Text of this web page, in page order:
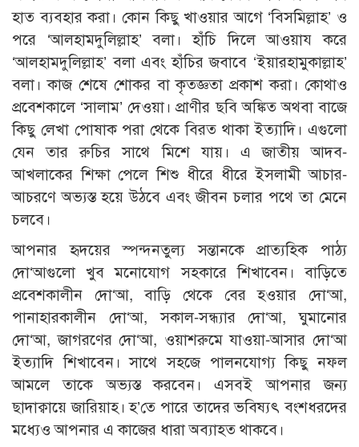
হাত ব্যবহার করা। কোন কিছু খাওয়ার আগে ‘বিসমিল্লাহ’ ও
পরে ‘আলহামদুলিল্লাহ’ বলা। হাঁচি দিলে আওয়ায করে
‘আলহামদুলিল্লাহ’ বলা এবং হাঁচির জবাবে ‘ইয়ারহামুকাল্লাহ’
বলা। কাজ শেষে শোকর বা কৃতজ্ঞতা প্রকাশ করা। কোথাও
প্রবেশকালে ‘সালাম’ দেওয়া। প্রাণীর ছবি অঙ্কিত অথবা বাজে
কিছু লেখা পোষাক পরা থেকে বিরত থাকা ইত্যাদি। এগুলো
যেন তার রুচির সাথে মিশে যায়। এ জাতীয় আদব-
আখলাকের শিক্ষা পেলে শিশু ধীরে ধীরে ইসলামী আচার-
আচরণে অভ্যস্ত হয়ে উঠবে এবং জীবন চলার পথে তা মেনে
চলবে।
আপনার হৃদয়ের স্পন্দনতুল্য সন্তানকে প্রাত্যহিক পাঠ্য
দো‘আগুলো খুব মনোযোগ সহকারে শিখাবেন। বাড়িতে
প্রবেশকালীন দো‘আ, বাড়ি থেকে বের হওয়ার দো‘আ,
পানাহারকালীন দো‘আ, সকাল-সন্ধ্যার দো‘আ, ঘুমানোর
দো‘আ, জাগরণের দো‘আ, ওয়াশরুমে যাওয়া-আসার দো‘আ
ইত্যাদি শিখাবেন। সাথে সহজে পালনযোগ্য কিছু নফল
আমলে তাকে অভ্যস্ত করবেন। এসবই আপনার জন্য
ছাদাক্বায়ে জারিয়াহ। হ’তে পারে তাদের ভবিষ্যৎ বংশধরদের
মধ্যেও আপনার এ কাজের ধারা অব্যাহত থাকবে।